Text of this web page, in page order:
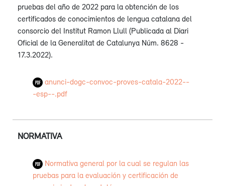
pruebas del año de 2022 para la obtención de los
certificados de conocimientos de lengua catalana del
consorcio del Institut Ramon Llull (Publicada al Diari
Oficial de la Generalitat de Catalunya Núm. 8628 -
17.3.2022).
anunci-dogc-convoc-proves-catala-2022--
-esp--.pdf
NORMATIVA
Normativa general por la cual se regulan las
pruebas para la evaluación y certificación de